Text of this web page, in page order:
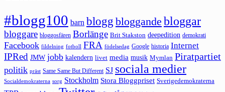
#blogg100 barn blogg bloggande bloggar
bloggare bloggosfären Borlänge Brit Stakston deepedition demokrati
Facebook fildelning fotboll FRA födelsedag Google historia Internet
IPRed JMW jobb kalendern livet media musik Mymlan Piratpartiet
politik präst Same Same But Different SJ sociala medier
Socialdemokraterna sorg Stockholm Stora Bloggpriset Sverigedemokraterna